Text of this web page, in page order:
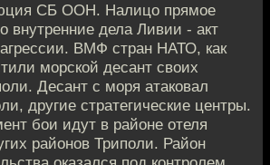
СБ ООН. Налицо прямое
внутренние дела Ливии - акт
ВМФ стран НАТО, как
морской десант своих
Десант с моря атаковал
другие стратегические центры.
бои идут в районе отеля
районов Триполи. Район